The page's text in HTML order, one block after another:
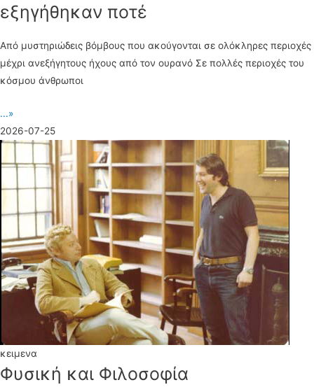
εξηγήθηκαν ποτέ
Από μυστηριώδεις βόμβους που ακούγονται σε ολόκληρες περιοχές
μέχρι ανεξήγητους ήχους από τον ουρανό Σε πολλές περιοχές του
κόσμου άνθρωποι
...»
2026-07-25
κειμενα
Φυσική και Φιλοσοφία